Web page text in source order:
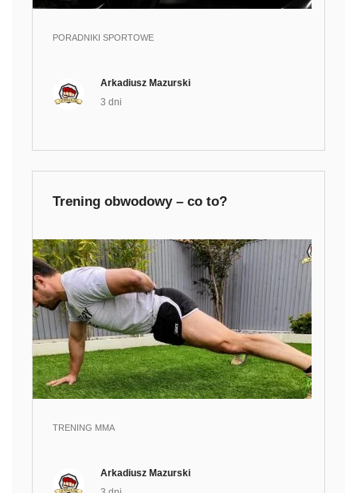
PORADNIKI SPORTOWE
Arkadiusz Mazurski
3 dni
Trening obwodowy – co to?
TRENING MMA
Arkadiusz Mazurski